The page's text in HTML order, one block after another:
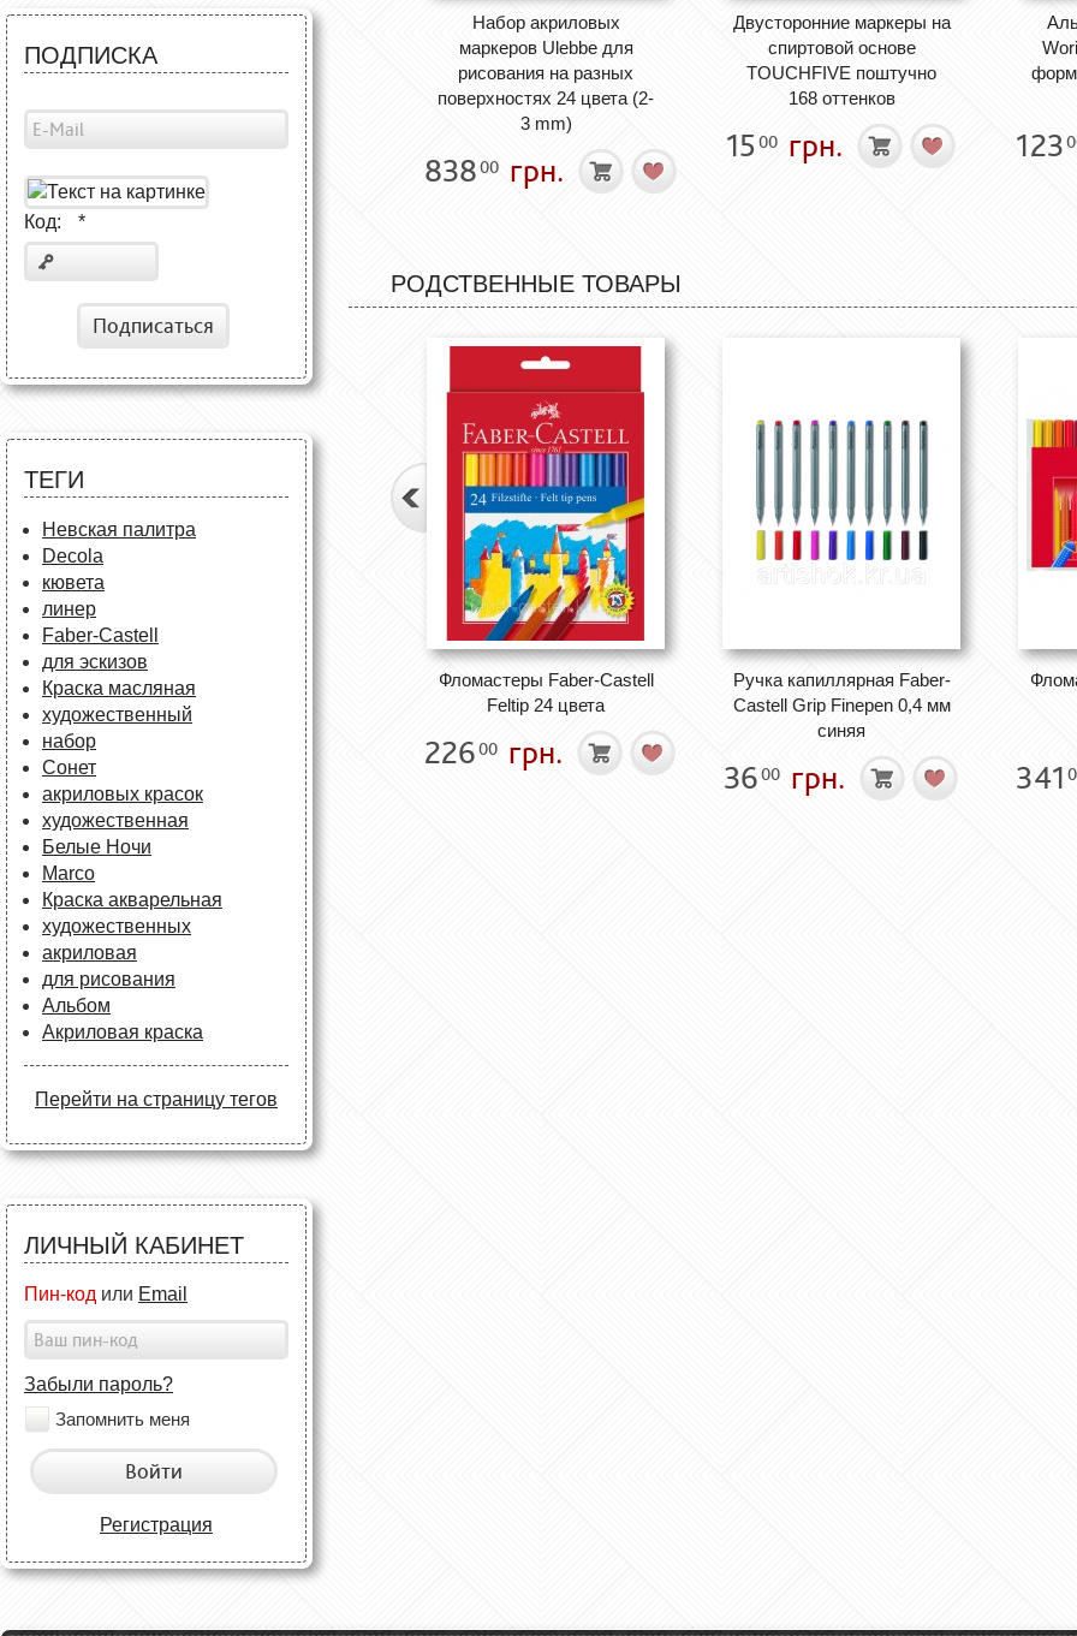
ПОДПИСКА
Код: *
Подписаться
ТЕГИ
Невская палитра
Decola
кювета
линер
Faber-Castell
для эскизов
Краска масляная
художественный
набор
Сонет
акриловых красок
художественная
Белые Ночи
Marco
Краска акварельная
художественных
акриловая
для рисования
Альбом
Акриловая краска
Перейти на страницу тегов
ЛИЧНЫЙ КАБИНЕТ
Пин-код или Email
Забыли пароль?
Запомнить меня
Войти
Регистрация
Набор акриловых
маркеров Ulebbe для
рисования на разных
поверхностях 24 цвета (2-
3 mm)
83800 грн.
Двусторонние маркеры на
спиртовой основе
TOUCHFIVE поштучно
168 оттенков
15 00 грн. 123
РОДСТВЕННЫЕ ТОВАРЫ
Фломастеры Faber-Castell
Feltip 24 цвета
22600 грн.
Ручка капиллярная Faber-
Castell Grip Finepen 0,4 мм
синяя
3600 грн. 341